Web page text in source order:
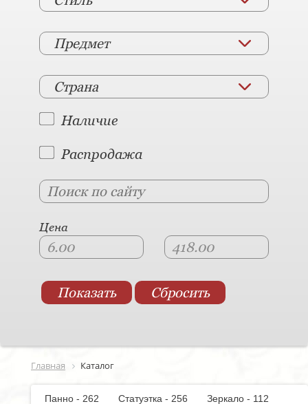
Предмет
Страна
Наличие
Распродажа
Цена
Главная Каталог
Панно - 262 Статуэтка - 256
Зеркало - 112